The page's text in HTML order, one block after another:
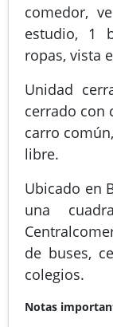
comedor,
estudio, 1
ropas, vista
Unidad
cerrado con
carro
libre.
Ubicado en
una
de buses,
colegios.
Notas